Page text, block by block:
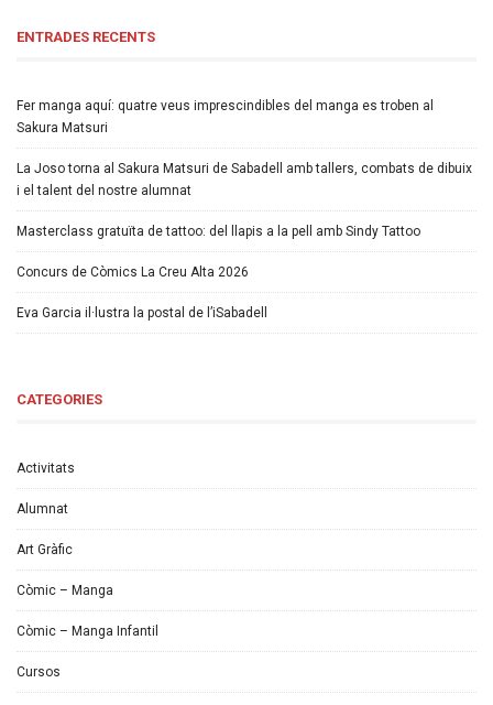
ENTRADES RECENTS
Fer manga aquí: quatre veus imprescindibles del manga es troben al
Sakura Matsuri
La Joso torna al Sakura Matsuri de Sabadell amb tallers, combats de dibuix
i el talent del nostre alumnat
Masterclass gratuïta de tattoo: del llapis a la pell amb Sindy Tattoo
Concurs de Còmics La Creu Alta 2026
Eva Garcia il·lustra la postal de l’iSabadell
CATEGORIES
Activitats
Alumnat
Art Gràfic
Còmic – Manga
Còmic – Manga Infantil
Cursos